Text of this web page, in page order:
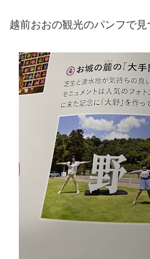
越前おおの観光のパンフで見